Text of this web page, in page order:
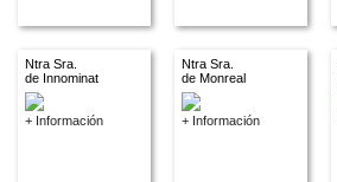
Ntra Sra.
de Innominat
+ Información
Ntra Sra.
de Monreal
+ Información